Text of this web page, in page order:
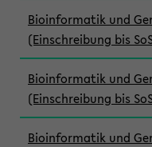
Bioinformatik und
(Einschreibung bis
Bioinformatik und
(Einschreibung bis
Bioinformatik und